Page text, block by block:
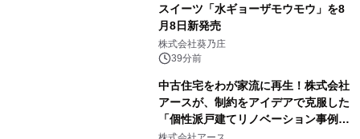
スイーツ「水ギョーザモウモウ」を8
月8日新発売
株式会社葵乃庄
39分前
中古住宅をわが家流に再生！株式会社
アースが、制約をアイデアで克服した
「個性派戸建てリノベーション事例5
選」を公開